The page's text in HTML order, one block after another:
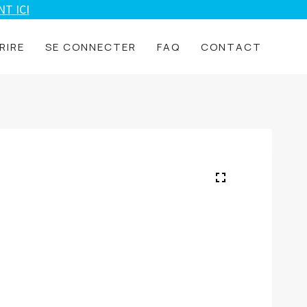
ICI
SE CONNECTER FAQ CONTACT